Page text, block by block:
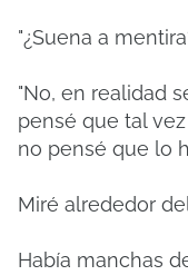
"¿Suena a
"No, en realidad
pensé que tal
no pensé que lo
Miré alrededor
Había manchas